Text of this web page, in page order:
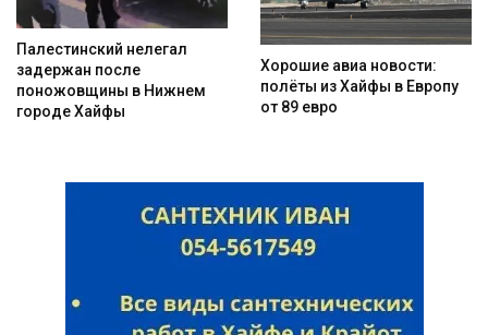
Палестинский нелегал
задержан после
поножовщины в Нижнем
городе Хайфы
Хорошие авиа новости:
полёты из Хайфы в Европу
от 89 евро